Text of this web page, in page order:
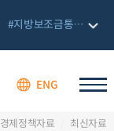
ENG
#지방보조금통합관리망
경제정책자료 최신자료